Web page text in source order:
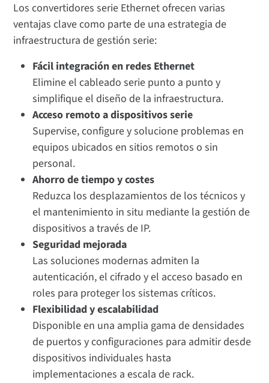
Los convertidores serie Ethernet ofrecen varias
ventajas clave como parte de una estrategia de
infraestructura de gestión serie:
Fácil integración en redes Ethernet
Elimine el cableado serie punto a punto y
simplifique el diseño de la infraestructura.
Acceso remoto a dispositivos serie
Supervise, configure y solucione problemas en
equipos ubicados en sitios remotos o sin
personal.
Ahorro de tiempo y costes
Reduzca los desplazamientos de los técnicos y
el mantenimiento in situ mediante la gestión de
dispositivos a través de IP.
Seguridad mejorada
Las soluciones modernas admiten la
autenticación, el cifrado y el acceso basado en
roles para proteger los sistemas críticos.
Flexibilidad y escalabilidad
Disponible en una amplia gama de densidades
de puertos y configuraciones para admitir desde
dispositivos individuales hasta
implementaciones a escala de rack.